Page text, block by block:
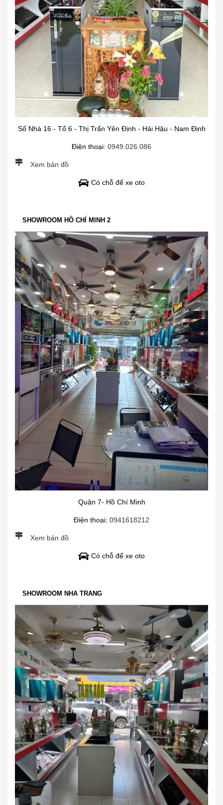
Số Nhà 16 - Tổ 6 - Thị Trấn Yên Định - Hải Hậu - Nam Định
Điện thoại: 0949.026.086
Xem bản đồ
Có chỗ để xe oto
SHOWROOM HỒ CHÍ MINH 2
Quận 7- Hồ Chí Minh
Điện thoại: 0941618212
Xem bản đồ
Có chỗ để xe oto
SHOWROOM NHA TRANG